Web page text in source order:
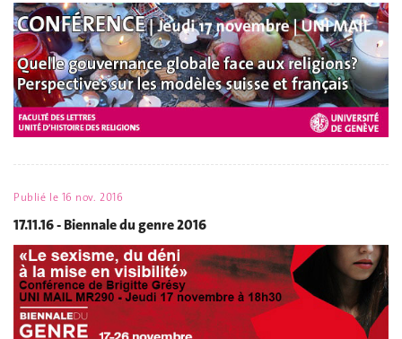
Publié le 16 nov. 2016
17.11.16 - Biennale du genre 2016